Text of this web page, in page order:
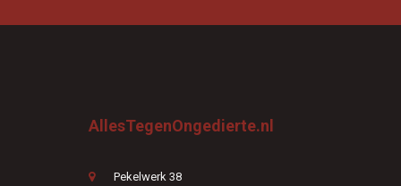
AllesTegenOngedierte.nl
Pekelwerk 38